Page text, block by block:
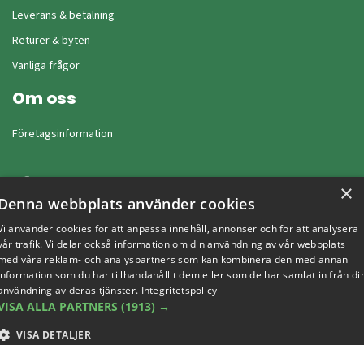
Leverans & betalning
Returer & byten
Vanliga frågor
Om oss
Företagsinformation
Copyright © 2019 This site is Licensed to 377 Sport AB
×
webbplats använder cookies
använder cookies för att anpassa innehåll, annonser och för att analysera
trafik. Vi delar också information om din användning av vår webbplats
våra reklam- och analyspartners som kan kombinera den med annan
som du har tillhandahållit dem eller som de har samlat in från
av deras tjänster. Integritetspolicy
ALLA PARTNERS (1913) →
VISA DETALJER